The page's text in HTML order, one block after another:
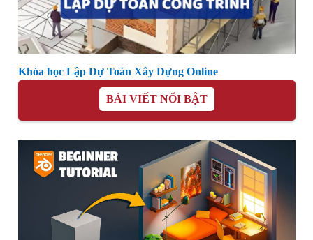
Khóa học Lập Dự Toán Xây Dựng Online
BÀI VIẾT NỔI BẬT